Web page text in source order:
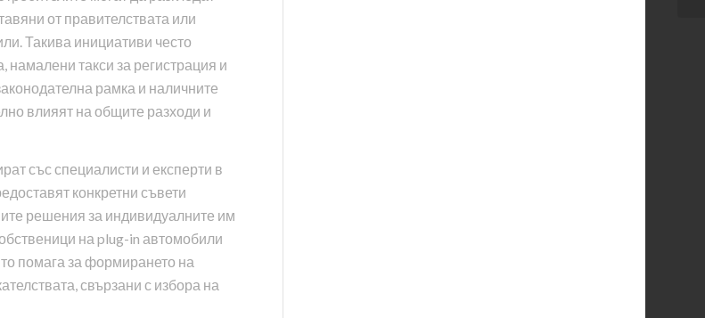
от правителствата или
Такива инициативи често
намалени такси за регистрация и
рамка и наличните
влияят на общите разходи и
със специалисти и експерти в
конкретни съвети
решения за индивидуалните им
на plug-in автомобили
помага за формирането на
свързани с избора на